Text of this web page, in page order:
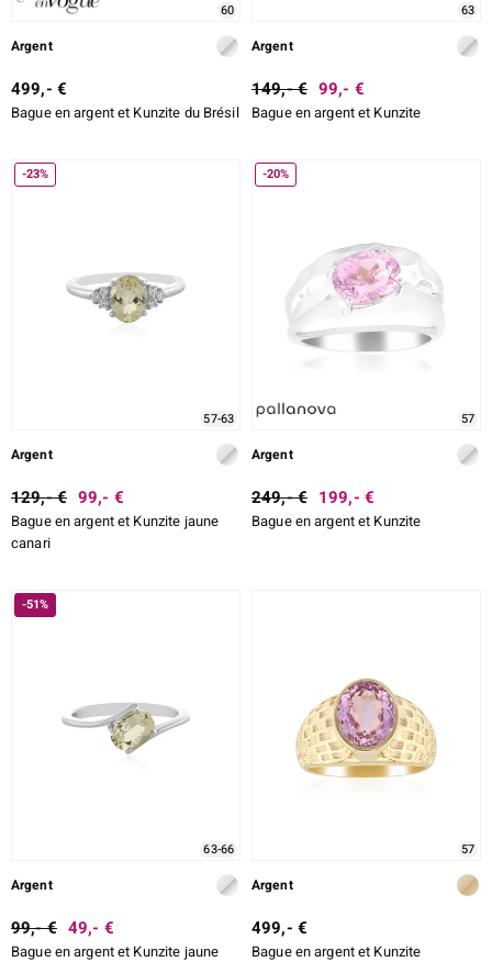
60
Argent
499,- €
Bague en argent et Kunzite du Brésil
63
Argent
149,- € 99,- €
Bague en argent et Kunzite
-23%
57-63
Argent
129,- € 99,- €
Bague en argent et Kunzite jaune
canari
-20%
57
Argent
249,- € 199,- €
Bague en argent et Kunzite
-51%
63-66
Argent
99,- € 49,- €
Bague en argent et Kunzite jaune
57
Argent
499,- €
Bague en argent et Kunzite